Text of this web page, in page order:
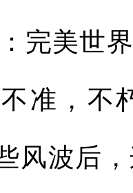
完美世
准，不
风波后